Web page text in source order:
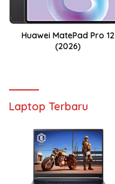
Huawei MatePad Pro 12
(2026)
Laptop Terbaru